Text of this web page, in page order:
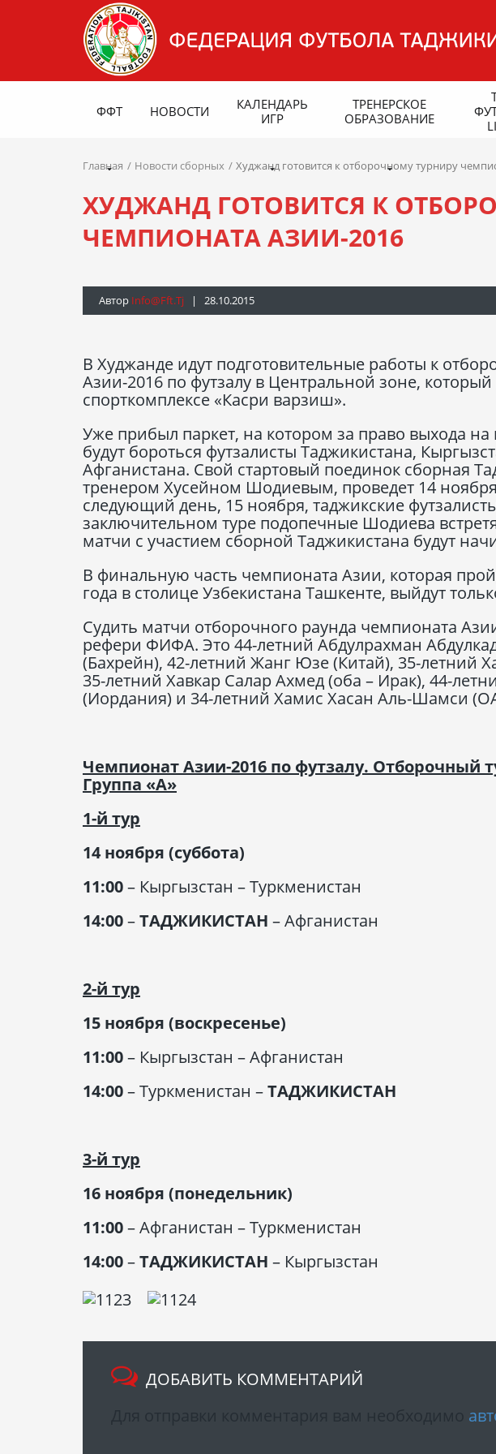
ФФТ НОВОСТИ
КАЛЕНДАРЬ
ИГР
ТРЕНЕРСКОЕ
ОБРАЗОВАНИЕ
Главная Новости сборных Худжанд готовится к отборочному турниру
ХУДЖАНД ГОТОВИТСЯ К
ЧЕМПИОНАТА АЗИИ-2016
Автор Info@fft.tj | 28.10.2015
В Худжанде идут подготовительные работы к
Азии-2016 по футзалу в Центральной зоне,
спорткомплексе «Касри варзиш».
Уже прибыл паркет, на котором за право выхода
будут бороться футзалисты Таджикистана,
Афганистана. Свой стартовый поединок сборная
тренером Хусейном Шодиевым, проведет 14
следующий день, 15 ноября, таджикские
заключительном туре подопечные Шодиева
матчи с участием сборной Таджикистана будут
В финальную часть чемпионата Азии, которая
года в столице Узбекистана Ташкенте, выйдут
Судить матчи отборочного раунда чемпионата
рефери ФИФА. Это 44-летний Абдулрахман
(Бахрейн), 42-летний Жанг Юзе (Китай), 35-летний
35-летний Хавкар Салар Ахмед (оба – Ирак), 44-
(Иордания) и 34-летний Хамис Хасан Аль-Шамси
Чемпионат Азии-2016 по футзалу. Отборочный
Группа «А»
1-й тур
14 ноября (суббота)
11:00– Кыргызстан – Туркменистан
14:00–ТАДЖИКИСТАН – Афганистан
2-й тур
15 ноября (воскресенье)
11:00– Кыргызстан – Афганистан
14:00– Туркменистан –ТАДЖИКИСТАН
3-й тур
16 ноября (понедельник)
11:00– Афганистан – Туркменистан
14:00–ТАДЖИКИСТАН – Кыргызстан
ДОБАВИТЬ КОММЕНТАРИЙ